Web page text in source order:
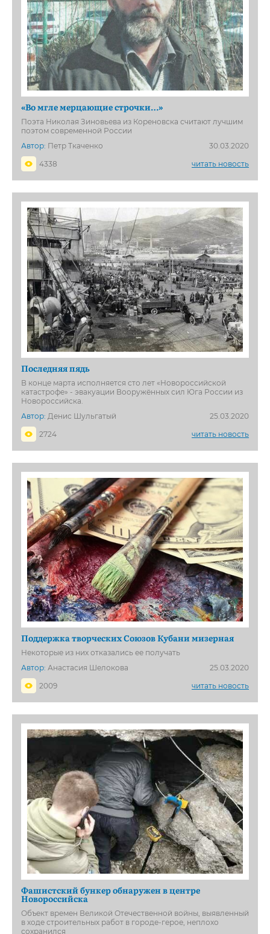
«Во мгле мерцающие строчки…»
Поэта Николая Зиновьева из Кореновска считают лучшим
поэтом современной России
Автор: Петр Ткаченко
30.03.2020
4338
читать новость
Последняя пядь
В конце марта исполняется сто лет «Новороссийской
катастрофе» - эвакуации Вооружённых сил Юга России из
Новороссийска.
Автор: Денис Шульгатый
25.03.2020
2724
читать новость
Поддержка творческих Союзов Кубани мизерная
Некоторые из них отказались ее получать
Автор: Анастасия Шелокова
25.03.2020
2009
читать новость
Фашистский бункер обнаружен в центре
Новороссийска
Объект времен Великой Отечественной войны, выявленный
в ходе строительных работ в городе-герое, неплохо
сохранился